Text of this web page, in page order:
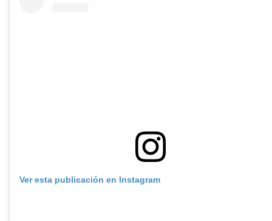
Ver esta publicación en Instagram